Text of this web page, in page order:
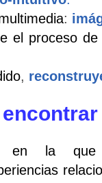
:
el proceso de
,
en la que